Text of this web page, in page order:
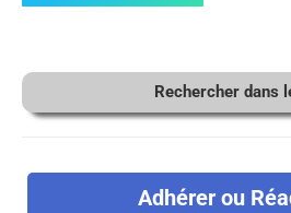
Rechercher dans
Adhérer ou